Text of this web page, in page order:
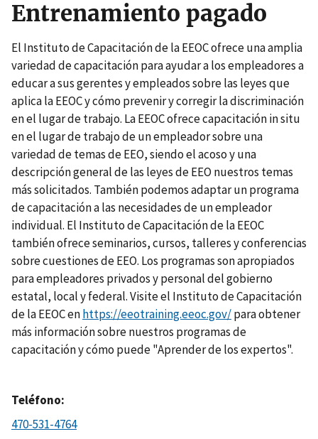
Entrenamiento pagado
El Instituto de Capacitación de la EEOC ofrece una amplia
variedad de capacitación para ayudar a los empleadores a
educar a sus gerentes y empleados sobre las leyes que
aplica la EEOC y cómo prevenir y corregir la discriminación
en el lugar de trabajo. La EEOC ofrece capacitación in situ
en el lugar de trabajo de un empleador sobre una
variedad de temas de EEO, siendo el acoso y una
descripción general de las leyes de EEO nuestros temas
más solicitados. También podemos adaptar un programa
de capacitación a las necesidades de un empleador
individual. El Instituto de Capacitación de la EEOC
también ofrece seminarios, cursos, talleres y conferencias
sobre cuestiones de EEO. Los programas son apropiados
para empleadores privados y personal del gobierno
estatal, local y federal. Visite el Instituto de Capacitación
de la EEOC enhttps://eeotraining.eeoc.gov/para obtener
más información sobre nuestros programas de
capacitación y cómo puede "Aprender de los expertos".
Teléfono
470-531-4764